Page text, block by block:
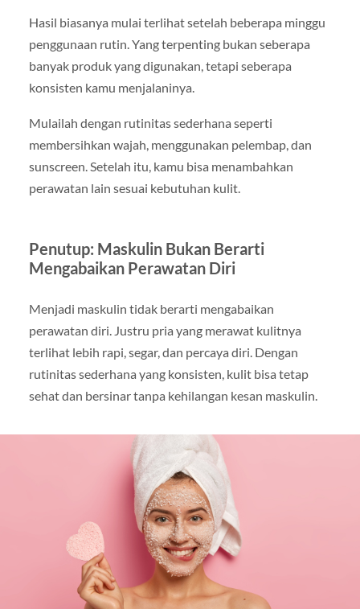
Hasil biasanya mulai terlihat setelah beberapa minggu
penggunaan rutin. Yang terpenting bukan seberapa
banyak produk yang digunakan, tetapi seberapa
konsisten kamu menjalaninya.
Mulailah dengan rutinitas sederhana seperti
membersihkan wajah, menggunakan pelembap, dan
sunscreen. Setelah itu, kamu bisa menambahkan
perawatan lain sesuai kebutuhan kulit.
Penutup: Maskulin Bukan Berarti
Mengabaikan Perawatan Diri
Menjadi maskulin tidak berarti mengabaikan
perawatan diri. Justru pria yang merawat kulitnya
terlihat lebih rapi, segar, dan percaya diri. Dengan
rutinitas sederhana yang konsisten, kulit bisa tetap
sehat dan bersinar tanpa kehilangan kesan maskulin.